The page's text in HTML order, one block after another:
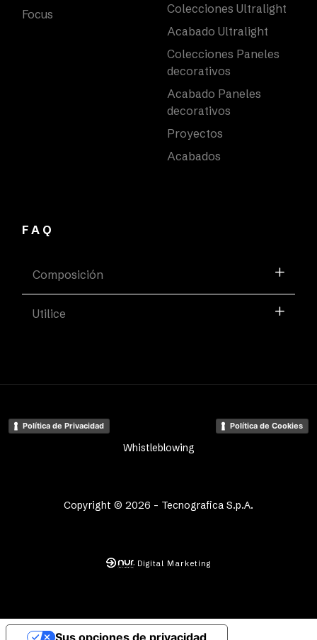
Focus
Colecciones Ultralight
Acabado Ultralight
Colecciones Paneles
decorativos
Acabado Paneles
decorativos
Proyectos
Acabados
FAQ
Composición
Utilice
Copyright © 2026 - Tecnografica S.p.A.
Política de Privacidad Política de Cookies
Whistleblowing
Digital Marketing
Sus opciones de privacidad